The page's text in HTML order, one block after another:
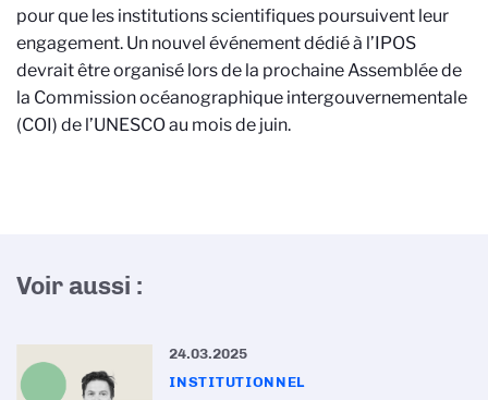
pour que les institutions scientifiques poursuivent leur
engagement. Un nouvel événement dédié à l’IPOS
devrait être organisé lors de la prochaine Assemblée de
la Commission océanographique intergouvernementale
(COI) de l’UNESCO au mois de juin.
Voir aussi :
24.03.2025
INSTITUTIONNEL